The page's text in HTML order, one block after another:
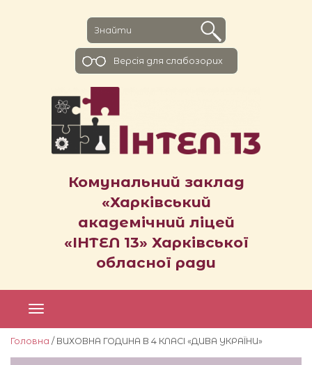
Комунальний заклад
«Харківський
академічний ліцей
«ІНТЕЛ 13» Харківської
обласної ради
Версiя для слабозорих
Головна / ВИХОВНА ГОДИНА В 4 КЛАСІ «ДИВА УКРАЇНИ»